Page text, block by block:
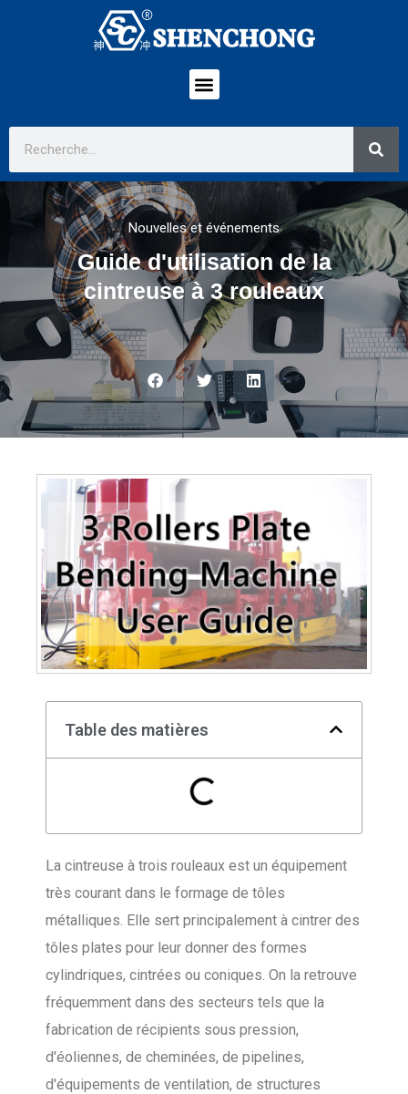
Nouvelles et événements
Guide d'utilisation de la
cintreuse à 3 rouleaux
Table des matières
La cintreuse à trois rouleaux est un équipement
très courant dans le formage de tôles
métalliques. Elle sert principalement à cintrer des
tôles plates pour leur donner des formes
cylindriques, cintrées ou coniques. On la retrouve
fréquemment dans des secteurs tels que la
fabrication de récipients sous pression,
d'éoliennes, de cheminées, de pipelines,
d'équipements de ventilation, de structures